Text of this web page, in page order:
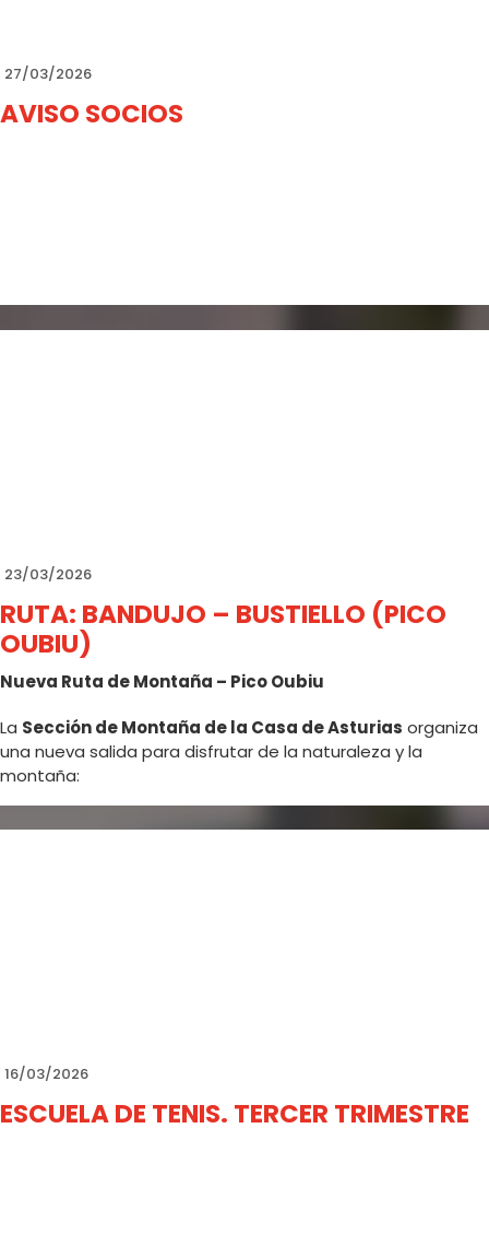
27/03/2026
AVISO SOCIOS
23/03/2026
RUTA: BANDUJO – BUSTIELLO (PICO
OUBIU)
Nueva Ruta de Montaña – Pico Oubiu
La Sección de Montaña de la Casa de Asturias organiza
una nueva salida para disfrutar de la naturaleza y la
montaña:
16/03/2026
ESCUELA DE TENIS. TERCER TRIMESTRE